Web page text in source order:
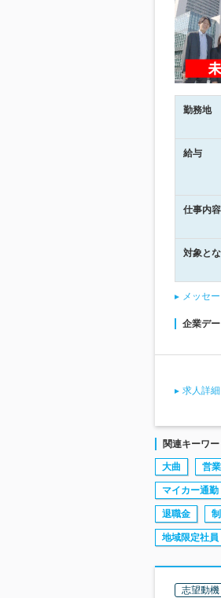
勤務地
給与
仕事内容
対象と
メッセ
企業デ
求人詳
関連キーワー
大曲 営業
マイカー通勤
退職金
地域限定社員
志望動